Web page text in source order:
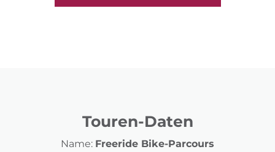
Touren-Daten
Name: Freeride Bike-Parcours